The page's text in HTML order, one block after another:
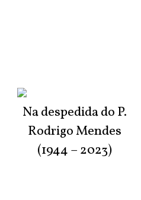
Na despedida do P.
Rodrigo Mendes
(1944 – 2023)